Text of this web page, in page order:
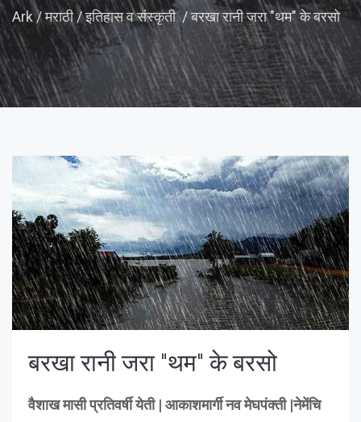
Ark/मराठी/इतिहास व संस्कृती/बरखा रानी जरा "थम" के बरसो
बरखा रानी जरा "थम" के बरसो
वैशाख मासी प्रतिवर्षी येती | आकाशमार्गी नव मेघपंक्ती |नेमेंचि